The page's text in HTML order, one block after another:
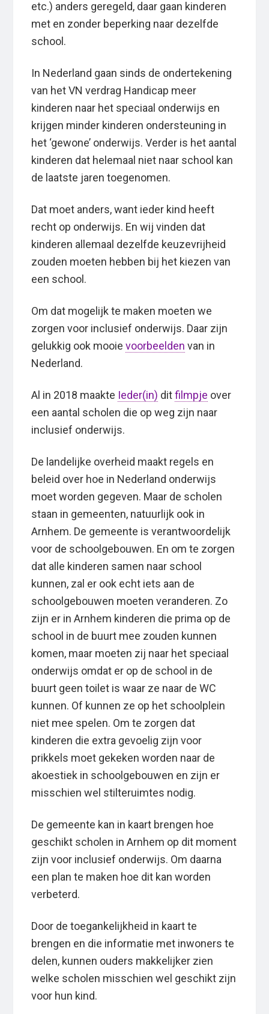
etc.) anders geregeld, daar gaan kinderen
met en zonder beperking naar dezelfde
school.
In Nederland gaan sinds de ondertekening
van het VN verdrag Handicap meer
kinderen naar het speciaal onderwijs en
krijgen minder kinderen ondersteuning in
het ‘gewone’ onderwijs. Verder is het aantal
kinderen dat helemaal niet naar school kan
de laatste jaren toegenomen.
Dat moet anders, want ieder kind heeft
recht op onderwijs. En wij vinden dat
kinderen allemaal dezelfde keuzevrijheid
zouden moeten hebben bij het kiezen van
een school.
Om dat mogelijk te maken moeten we
zorgen voor inclusief onderwijs. Daar zijn
gelukkig ook mooievoorbeelden van in
Nederland.
Al in 2018 maakte Ieder(in) ditfilmpje over
een aantal scholen die op weg zijn naar
inclusief onderwijs.
De landelijke overheid maakt regels en
beleid over hoe in Nederland onderwijs
moet worden gegeven. Maar de scholen
staan in gemeenten, natuurlijk ook in
Arnhem. De gemeente is verantwoordelijk
voor de schoolgebouwen. En om te zorgen
dat alle kinderen samen naar school
kunnen, zal er ook echt iets aan de
schoolgebouwen moeten veranderen. Zo
zijn er in Arnhem kinderen die prima op de
school in de buurt mee zouden kunnen
komen, maar moeten zij naar het speciaal
onderwijs omdat er op de school in de
buurt geen toilet is waar ze naar de WC
kunnen. Of kunnen ze op het schoolplein
niet mee spelen. Om te zorgen dat
kinderen die extra gevoelig zijn voor
prikkels moet gekeken worden naar de
akoestiek in schoolgebouwen en zijn er
misschien wel stilteruimtes nodig.
De gemeente kan in kaart brengen hoe
geschikt scholen in Arnhem op dit moment
zijn voor inclusief onderwijs. Om daarna
een plan te maken hoe dit kan worden
verbeterd.
Door de toegankelijkheid in kaart te
brengen en die informatie met inwoners te
delen, kunnen ouders makkelijker zien
welke scholen misschien wel geschikt zijn
voor hun kind.